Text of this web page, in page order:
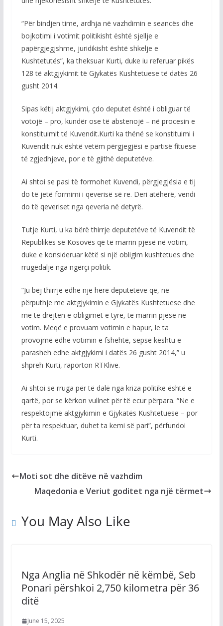
“Për bindjen time, ardhja në vazhdimin e seancës dhe
bojkotimi i votimit politikisht është sjellje e
papërgjegjshme, juridikisht është shkelje e
Kushtetutës”, ka theksuar Kurti, duke iu referuar pikës
128 të aktgjykimit të Gjykatës Kushtetuese të datës 26
gusht 2014.
Sipas këtij aktgjykimi, çdo deputet është i obliguar të
votojë – pro, kundër ose të abstenojë – në procesin e
konstituimit të Kuvendit.Kurti ka thënë se konstituimi i
Kuvendit nuk është vetëm përgjegjësi e partisë fituese
të zgjedhjeve, por e të gjithë deputetëve.
Ai shtoi se pasi të formohet Kuvendi, përgjegjësia e tij
do të jetë formimi i qeverisë së re. Deri atëherë, vendi
do të qeveriset nga qeveria në detyrë.
Tutje Kurti, u ka bërë thirrje deputetëve të Kuvendit të
Republikës së Kosovës që të marrin pjesë në votim,
duke e konsideruar këtë si një obligim kushtetues dhe
rrugëdalje nga ngërçi politik.
“Ju bëj thirrje edhe një herë deputetëve që, në
përputhje me aktgjykimin e Gjykatës Kushtetuese dhe
me të drejtën e obligimet e tyre, të marrin pjesë në
votim. Meqë e provuam votimin e hapur, le ta
provojmë edhe votimin e fshehtë, sepse kështu e
parasheh edhe aktgjykimi i datës 26 gusht 2014,” u
shpreh Kurti, raporton RTKlive.
Ai shtoi se rruga për të dalë nga kriza politike është e
qartë, por se kërkon vullnet për të ecur përpara. “Ne e
respektojmë aktgjykimin e Gjykatës Kushtetuese – por
për ta respektuar, duhet ta kemi së pari”, përfundoi
Kurti.
Moti sot dhe ditëve në vazhdim
Maqedonia e Veriut goditet nga një tërmet
You May Also Like
Nga Anglia në Shkodër në këmbë, Seb
Ponari përshkoi 2,750 kilometra për 36
ditë
June 15, 2025